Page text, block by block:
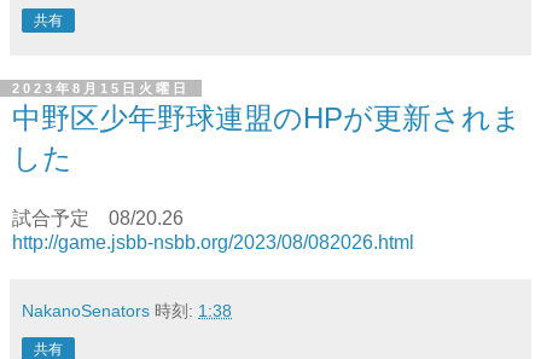
共有
2023年8月15日火曜日
中野区少年野球連盟のHPが更新されま
した
試合予定 08/20.26
http://game.jsbb-nsbb.org/2023/08/082026.html
NakanoSenators 時刻: 1:38
共有